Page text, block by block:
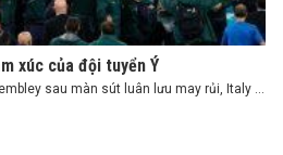
xúc của đội tuyển Ý
sau màn sút luân lưu may rủi, Italy ...